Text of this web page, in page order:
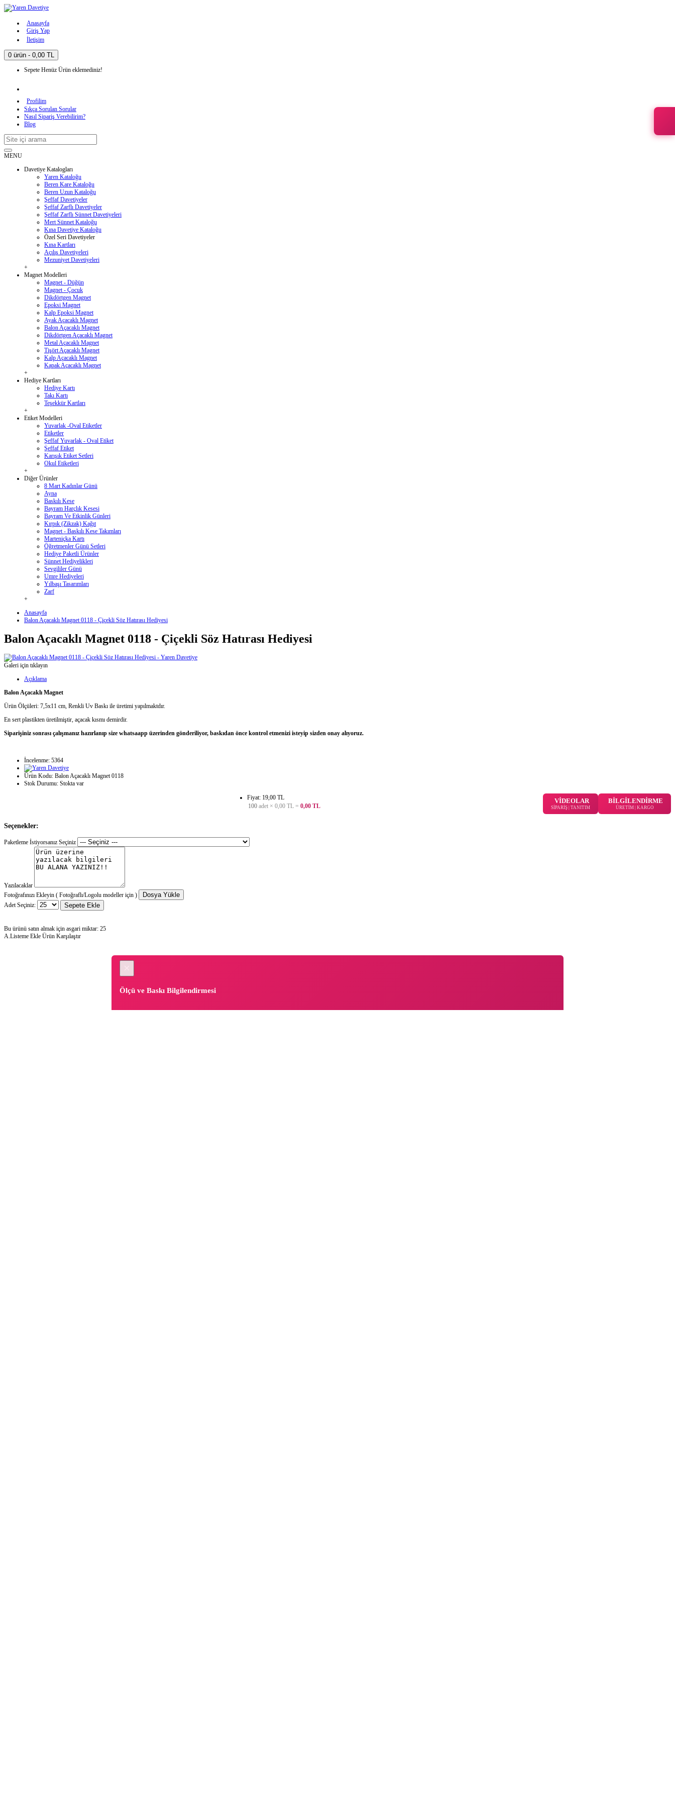
Anasayfa
Giriş Yap
İletişim
0 ürün - 0,00 TL
Sepete Henüz Ürün eklemediniz!
Profilim
Sıkça Sorulan Sorular
Nasıl Sipariş Verebilirim?
Blog
MENU
Davetiye Katalogları
Yaren Kataloğu
Beren Kare Kataloğu
Beren Uzun Kataloğu
Şeffaf Davetiyeler
Şeffaf Zarflı Davetiyeler
Şeffaf Zarflı Sünnet Davetiyeleri
Mert Sünnet Kataloğu
Kına Davetiye Kataloğu
Özel Seri Davetiyeler
Kına Kartları
Açılış Davetiyeleri
Mezuniyet Davetiyeleri
+
Magnet Modelleri
Magnet - Düğün
Magnet - Çocuk
Dikdörtgen Magnet
Epoksi Magnet
Kalp Epoksi Magnet
Ayak Açacaklı Magnet
Balon Açacaklı Magnet
Dikdörtgen Açacaklı Magnet
Metal Açacaklı Magnet
Tişört Açacaklı Magnet
Kalp Açacaklı Magnet
Kapak Açacaklı Magnet
+
Hediye Kartları
Hediye Kartı
Takı Kartı
Teşekkür Kartları
+
Etiket Modelleri
Yuvarlak -Oval Etiketler
Etiketler
Şeffaf Yuvarlak - Oval Etiket
Şeffaf Etiket
Karışık Etiket Setleri
Okul Etiketleri
+
Diğer Ürünler
8 Mart Kadınlar Günü
Ayna
Baskılı Kese
Bayram Harçlık Kesesi
Bayram Ve Etkinlik Günleri
Kırpık (Zikzak) Kağıt
Magnet - Baskılı Kese Takımları
Marteniçka Kartı
Öğretmenler Günü Setleri
Hediye Paketli Ürünler
Sünnet Hediyelikleri
Sevgililer Günü
Umre Hediyeleri
Yılbaşı Tasarımları
Zarf
+
Anasayfa
Balon Açacaklı Magnet 0118 - Çiçekli Söz Hatırası Hediyesi
Balon Açacaklı Magnet 0118 - Çiçekli Söz Hatırası Hediyesi
Galeri için tıklayın
Açıklama
Balon Açacaklı Magnet
Ürün Ölçüleri: 7,5x11 cm, Renkli Uv Baskı ile üretimi yapılmaktdır.
En sert plastikten üretilmiştir, açacak kısmı demirdir.
Siparişiniz sonrası çalışmanız hazırlanıp size whatsaapp üzerinden gönderiliyor, baskıdan önce kontrol etmenizi isteyip sizden onay alıyoruz.
İncelenme: 5364
Ürün Kodu: Balon Açacaklı Magnet 0118
Stok Durumu: Stokta var
Fiyat: 19,00 TL
100adet × 0,00 TL= 0,00 TL
VİDEOLAR
SİPARİŞ | TANITIM
BİLGİLENDİRME
ÜRETİM | KARGO
Seçenekler:
Paketleme İstiyorsanız Seçiniz
Yazılacaklar
Fotoğrafınızı Ekleyin ( Fotoğraflı/Logolu modeller için )
Dosya Yükle
Adet Seçiniz: Sepete Ekle
Bu ürünü satın almak için asgari miktar: 25
A.Listeme Ekle Ürün Karşılaştır
Ölçü ve Baskı Bilgilendirmesi